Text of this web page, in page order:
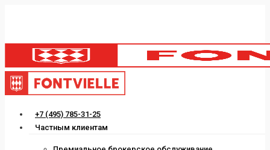
content
Menu
+7 (495) 785-31-25
Частным клиентам